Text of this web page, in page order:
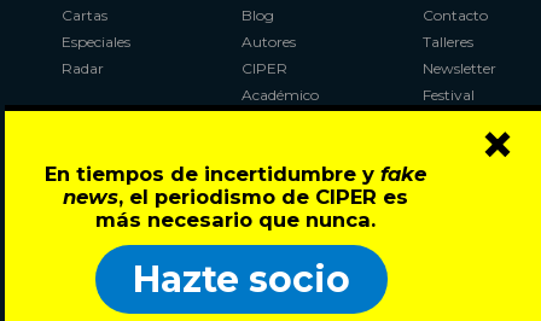
En tiempos de incertidumbre y fake
news, el periodismo de CIPER es
más necesario que nunca.
Hazte socio
×
Cartas
Especiales
Radar
Blog
Autores
CIPER
Académico
Al Plebiscito
con CIPER
Contacto
Talleres
Newsletter
Festival